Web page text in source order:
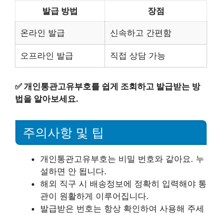
발급 방법 장점
온라인 발급 신속하고 간편함
오프라인 발급 직접 상담 가능
✅개인통관고유부호를 쉽게 조회하고 발급받는 방
법을 알아보세요.
주의사항 및 팁
개인통관고유부호는 비밀 번호와 같아요. 누
설하면 안 됩니다.
해외 직구 시 배송정보에 정확히 입력해야 통
관이 원활하게 이루어집니다.
발급받은 번호는 항상 확인하여 사용해 주세